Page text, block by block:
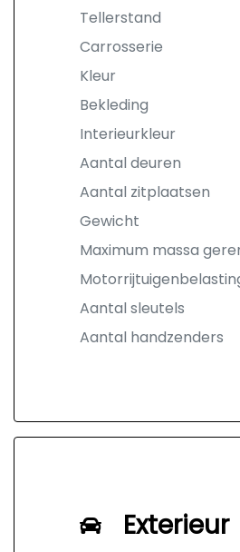
Tellerstand
Carrosserie
Kleur
Bekleding
Interieurkleur
Aantal deuren
Aantal zitplaatsen
Gewicht
Maximum massa
Aantal sleutels
Aantal handzenders
Exterieur